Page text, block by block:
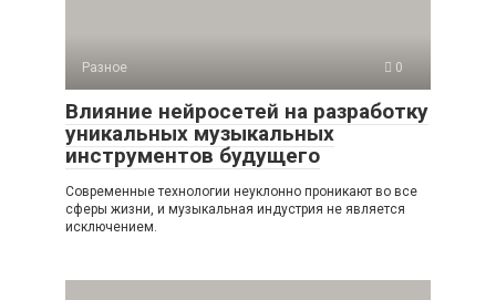
Разное 0
Влияние нейросетей на разработку
уникальных музыкальных
инструментов будущего
Современные технологии неуклонно проникают во все
сферы жизни, и музыкальная индустрия не является
исключением.